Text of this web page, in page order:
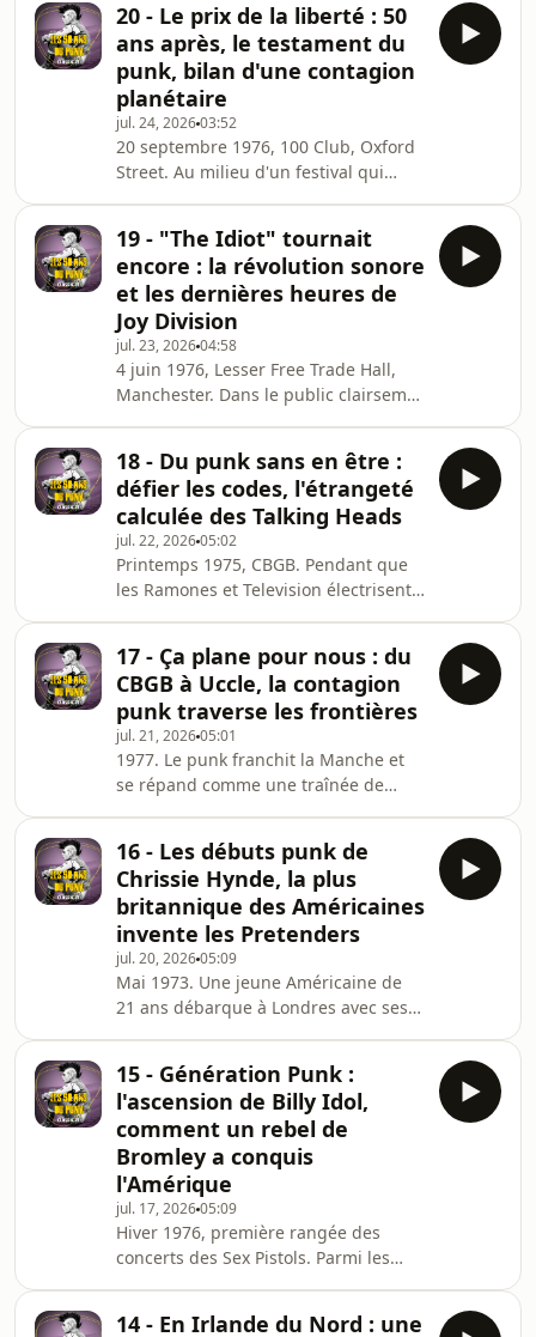
20 - Le prix de la liberté : 50
ans après, le testament du
punk, bilan d'une contagion
planétaire
jul. 24, 202603:52
20 septembre 1976, 100 Club, Oxford
Street. Au milieu d'un festival qui
improvisé monte sur scène "presque
pour rire". Sid Vicious à la batterie
sans savoir en jouer, Steve Severin à
la basse, Marco Pirroni à la guitare, et
une jeune femme de 19 ans de
Bromley au chant : Siouxsie Sioux.
Vingt minutes de déraillement sur
"The Lord's P
19 - "The Idiot" tournait
encore : la révolution sonore
et les dernières heures de
Joy Division
jul. 23, 202604:58
4 juin 1976, Lesser Free Trade Hall,
Manchester. Dans le public clairsemé
découvrent que le rock peut enfin leur
être accessible. Le lendemain, Peter
Hook emprunte de l'argent à sa mère
pour s'acheter une basse, Bernard
Sumner trouve une guitare. Avec Ian
Curtis, employé du JobCentre qui lit
Burroughs et Nietzsche, ils formeront
Joy Divis
18 - Du punk sans en être :
défier les codes, l'étrangeté
calculée des Talking Heads
jul. 22, 202605:02
Printemps 1975, CBGB. Pendant que
les Ramones et Television électrisent
en chemises blanches boutonnées et
pantalons repassés. David Byrne,
Chris Frantz et Tina Weymouth,
étudiants d'art de la Rhode Island
School of Design, choisissent
délibérément l'inverse exact des
codes punk. Méprisés par leurs pairs
comme des "intellos dég
17 - Ça plane pour nous : du
CBGB à Uccle, la contagion
punk traverse les frontières
jul. 21, 202605:01
1977. Le punk franchit la Manche et
se répand comme une traînée de
journaliste rock Bert Bertrand lance
un défi fou au producteur Lou
Deprijck : créer le premier titre punk
francophone en 24 heures. Naît alors
"Ça Plane Pour Moi", attribué à un
certain Roger Jouret rebaptisé Plastic
Bertrand, ancien batteur de Hubble
Bubble en combin
16 - Les débuts punk de
Chrissie Hynde, la plus
britannique des Américaines
invente les Pretenders
jul. 20, 202605:09
Mai 1973. Une jeune Américaine de
21 ans débarque à Londres avec ses
Hynde, marquée par la fusillade de
Kent State, fuit une Amérique qu'elle
ne supporte plus. Vendeuse chez SEX,
la boutique de Malcolm McLaren, elle
côtoie les futurs Sex Pistols tout en
multipliant les tentatives de groupes
ratées : avec Mick Jones avant The
Clash, Sid
15 - Génération Punk :
l'ascension de Billy Idol,
comment un rebel de
Bromley a conquis
l'Amérique
jul. 17, 202605:09
Hiver 1976, première rangée des
concerts des Sex Pistols. Parmi les
14 - En Irlande du Nord : une